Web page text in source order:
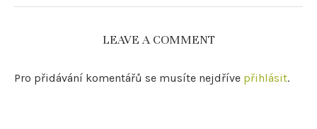
LEAVE A COMMENT
Pro přidávání komentářů se musíte nejdříve přihlásit.